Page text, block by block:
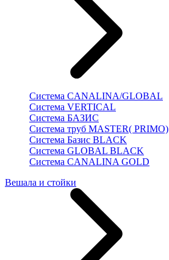
Система CANALINA/GLOBAL
Система VERTICAL
Система БАЗИС
Система труб MASTER( PRIMO)
Система Базис BLACK
Система GLOBAL BLACK
Система CANALINA GOLD
Вешала и стойки